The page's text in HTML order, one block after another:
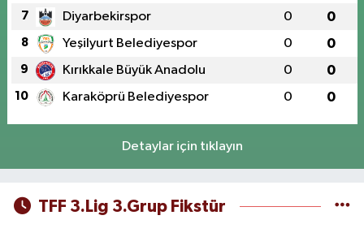
7 Diyarbekirspor 0 0
8 Yeşilyurt Belediyespor 0 0
9 Kırıkkale Büyük Anadolu 0 0
10 Karaköprü Belediyespor 0 0
Detaylar için tıklayın
TFF 3.Lig 3.Grup Fikstür